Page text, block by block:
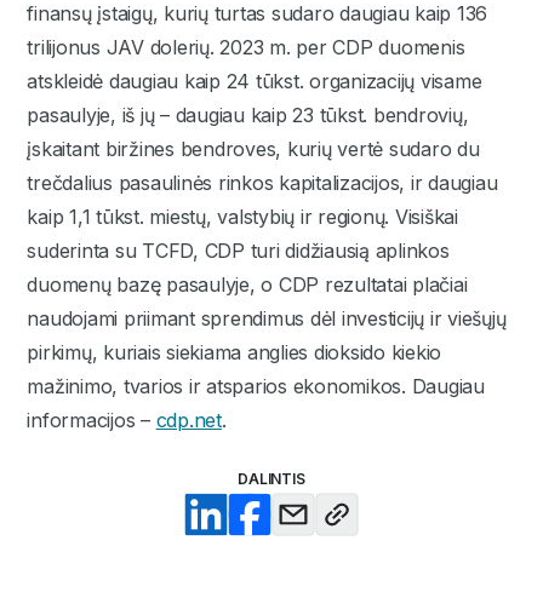
finansų įstaigų, kurių turtas sudaro daugiau kaip 136
trilijonus JAV dolerių. 2023 m. per CDP duomenis
atskleidė daugiau kaip 24 tūkst. organizacijų visame
pasaulyje, iš jų – daugiau kaip 23 tūkst. bendrovių,
įskaitant biržines bendroves, kurių vertė sudaro du
trečdalius pasaulinės rinkos kapitalizacijos, ir daugiau
kaip 1,1 tūkst. miestų, valstybių ir regionų. Visiškai
suderinta su TCFD, CDP turi didžiausią aplinkos
duomenų bazę pasaulyje, o CDP rezultatai plačiai
naudojami priimant sprendimus dėl investicijų ir viešųjų
pirkimų, kuriais siekiama anglies dioksido kiekio
mažinimo, tvarios ir atsparios ekonomikos. Daugiau
informacijos – cdp.net.
DALINTIS